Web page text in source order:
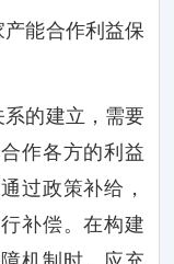
产能合作利益保
的建立，需要
作各方的利益
过政策补给，
补偿。在构建